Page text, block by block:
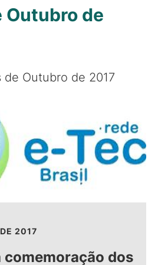
Outubro de
de Outubro de 2017
2017
comemoração dos